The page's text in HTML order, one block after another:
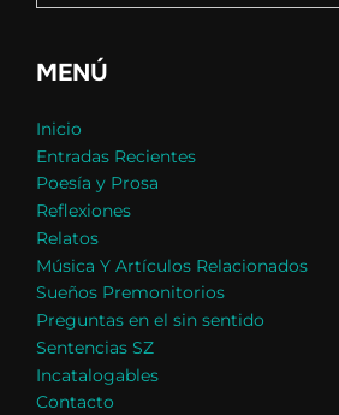
MENÚ
Inicio
Entradas Recientes
Poesía y Prosa
Reflexiones
Relatos
Música Y Artículos Relacionados
Sueños Premonitorios
Preguntas en el sin sentido
Sentencias SZ
Incatalogables
Contacto